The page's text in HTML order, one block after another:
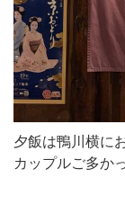
夕飯は鴨川横に
カップルご多か